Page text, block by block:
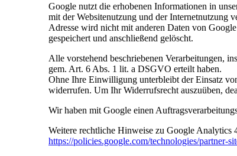
Google nutzt die erhobenen Informationen in
mit der Websitenutzung und der Internetnutzung
Adresse wird nicht mit anderen Daten von
gespeichert und anschließend gelöscht.
Alle vorstehend beschriebenen Verarbeitungen,
gem. Art. 6 Abs. 1 lit. a DSGVO erteilt haben.
Ohne Ihre Einwilligung unterbleibt der Einsatz
widerrufen. Um Ihr Widerrufsrecht auszuüben,
Wir haben mit Google einen
Weitere rechtliche Hinweise zu Google Analytics
https://policies.google.com/technologies/partner-